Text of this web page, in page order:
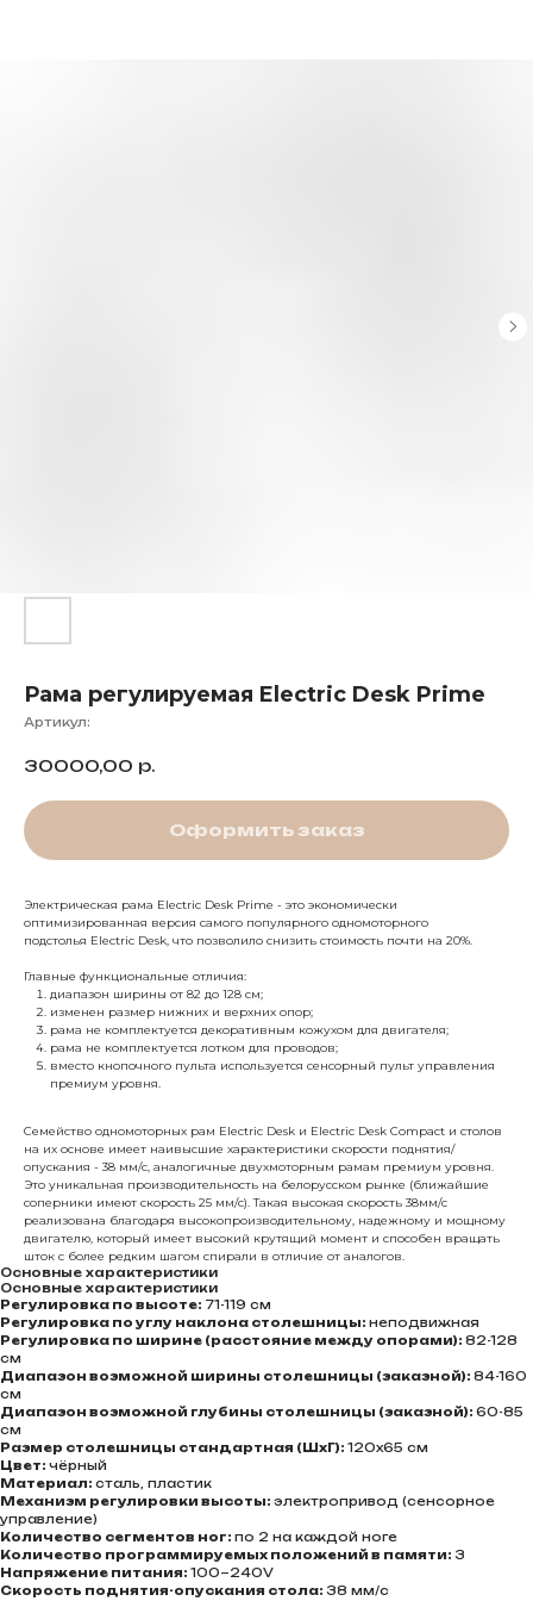
Рама регулируемая Electric Desk Prime
Артикул:
30000,00 р.
Оформить заказ
Электрическая рама Electric Desk Prime - это экономически
оптимизированная версия самого популярного одномоторного
подстолья Electric Desk, что позволило снизить стоимость почти на 20%.
Главные функциональные отличия:
диапазон ширины от 82 до 128 см;
изменен размер нижних и верхних опор;
рама не комплектуется декоративным кожухом для двигателя;
рама не комплектуется лотком для проводов;
вместо кнопочного пульта используется сенсорный пульт управления
премиум уровня.
Семейство одномоторных рам Electric Desk и Electric Desk Compact и столов
на их основе имеет наивысшие характеристики скорости поднятия/
опускания - 38 мм/c, аналогичные двухмоторным рамам премиум уровня.
Это уникальная производительность на белорусском рынке (ближайшие
соперники имеют скорость 25 мм/c). Такая высокая скорость 38мм/c
реализована благодаря высокопроизводительному, надежному и мощному
двигателю, который имеет высокий крутящий момент и способен вращать
шток с более редким шагом спирали в отличие от аналогов.
Основные характеристики
Основные характеристики
Регулировка по высоте: 71-119 см
Регулировка по углу наклона столешницы: неподвижная
Регулировка по ширине (расстояние между опорами): 82-128
см
Диапазон возможной ширины столешницы (заказной): 84-160
см
Диапазон возможной глубины столешницы (заказной): 60-85
см
Размер столешницы стандартная (ШхГ): 120х65 см
Цвет: чёрный
Материал: сталь, пластик
Механизм регулировки высоты: электропривод (сенсорное
управление)
Количество сегментов ног: по 2 на каждой ноге
Количество программируемых положений в памяти: 3
Напряжение питания: 100~240V
Cкорость поднятия-опускания стола: 38 мм/с